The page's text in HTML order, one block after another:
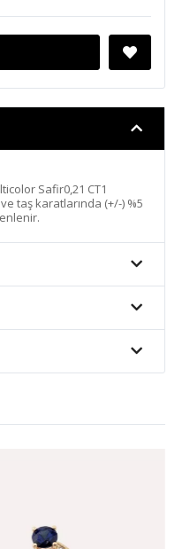
Safir0,21 CT1
taş karatlarında (+/-) %5